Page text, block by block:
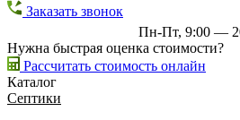
Заказать звонок
Пн-Пт, 9:00 —
Нужна быстрая оценка стоимости?
Рассчитать стоимость онлайн
Каталог
Септики